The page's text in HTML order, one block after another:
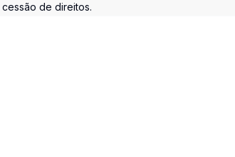
de direitos.